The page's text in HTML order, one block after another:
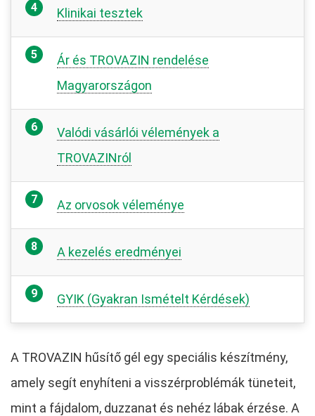
Klinikai tesztek
Ár és TROVAZIN rendelése
Magyarországon
Valódi vásárlói vélemények a
TROVAZINról
Az orvosok véleménye
A kezelés eredményei
GYIK (Gyakran Ismételt Kérdések)
A TROVAZIN hűsítő gél egy speciális készítmény,
amely segít enyhíteni a visszérproblémák tüneteit,
mint a fájdalom, duzzanat és nehéz lábak érzése. A